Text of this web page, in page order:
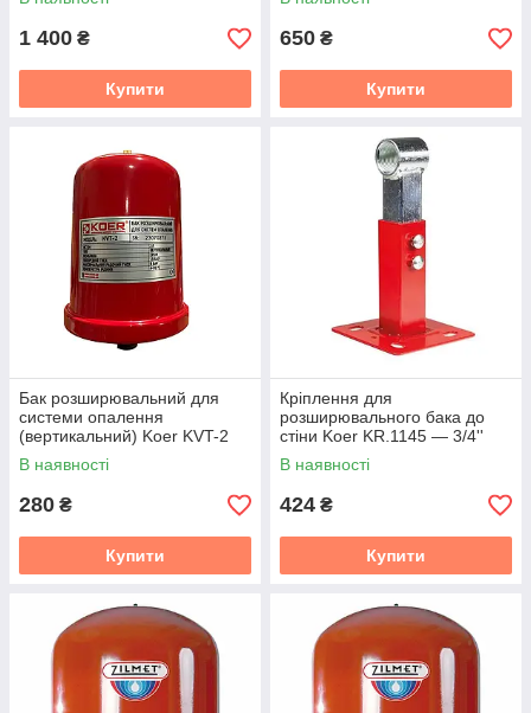
1 400 ₴
Купити
650 ₴
Купити
Бак розширювальний для
системи опалення
(вертикальний) Koer KVT-2
2л. 1/2" EPDM (KP3149)
В наявності
280 ₴
Купити
Кріплення для
розширювального бака до
стіни Koer KR.1145 — 3/4''
170-270 mm (KR5036)
В наявності
424 ₴
Купити